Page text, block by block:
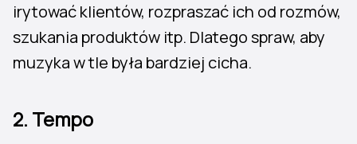
irytować klientów, rozpraszać ich od rozmów,
szukania produktów itp. Dlatego spraw, aby
muzyka w tle była bardziej cicha.
2. Tempo